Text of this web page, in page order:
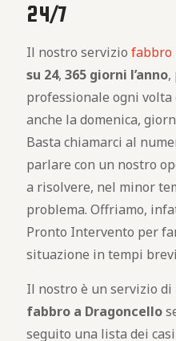
24/7
Il nostro servizio fabbro
su 24, 365 giorni l’anno,
professionale ogni volta
anche la domenica,
Basta chiamarci al
parlare con un nostro
a risolvere, nel minor
problema. Offriamo,
Pronto Intervento per
situazione in tempi
Il nostro è un servizio di
fabbro a Dragoncello
seguito una lista dei